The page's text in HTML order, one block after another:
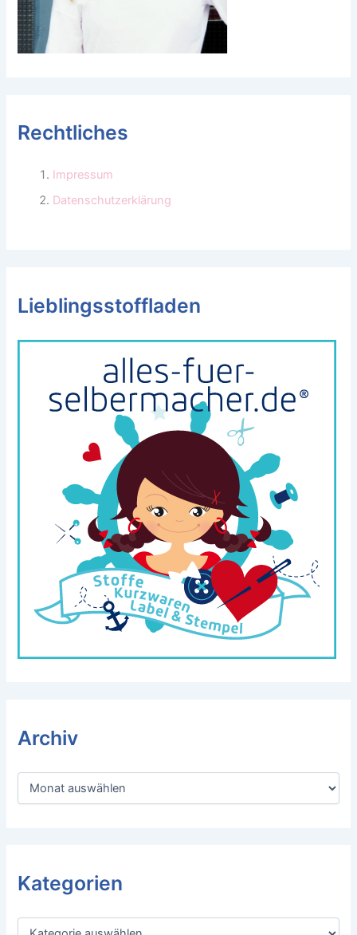
Rechtliches
Impressum
Datenschutzerklärung
Lieblingsstoffladen
Archiv
A
Kategorien
K